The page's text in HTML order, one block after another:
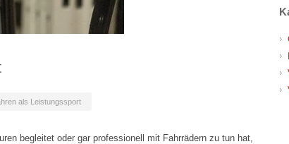
als Leistungssport
begleitet oder gar professionell mit Fahrrädern zu tun hat,